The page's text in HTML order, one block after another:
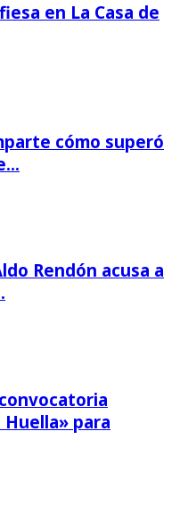
en La Casa de
cómo superó
Rendón acusa a
Huella» para